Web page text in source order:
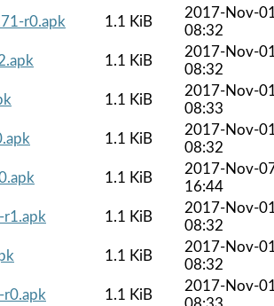
r0.apk
1.1 KiB
2017-Nov-
08:32
1.1 KiB
2017-Nov-
08:32
1.1 KiB
2017-Nov-
08:33
1.1 KiB
2017-Nov-
08:32
1.1 KiB
2017-Nov-
16:44
r1.apk
1.1 KiB
2017-Nov-
08:32
1.1 KiB
2017-Nov-
08:32
r0.apk
1.1 KiB
2017-Nov-